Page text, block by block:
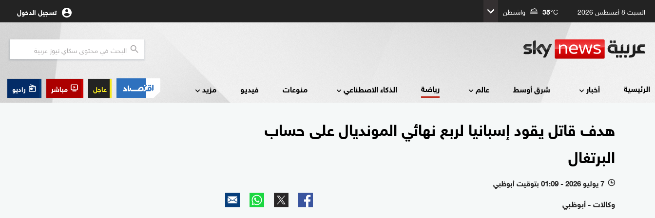
السبت 8 أغسطس 2026 35°C واشنطن تسجيل الدخول
الرئيسية أخبار شرق أوسط عالم رياضة الذكاء الاصطناعي منوعات فيديو مزيد عاجل مباشر راديو
هدف قاتل يقود إسبانيا لربع نهائي المونديال على حساب
البرتغال
l 7 يوليو 2026 - 01:09 بتوقيت أبوظبي
وكالات - أبوظبي